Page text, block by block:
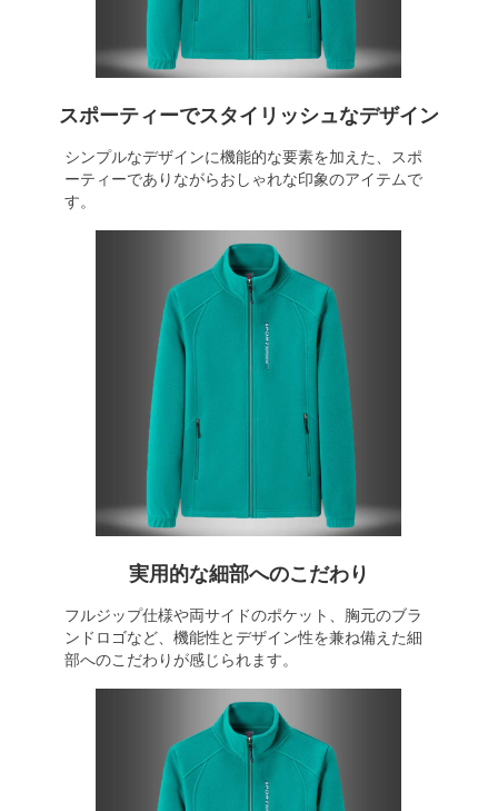
スポーティーでスタイリッシュなデザイン
シンプルなデザインに機能的な要素を加えた、スポ
ーティーでありながらおしゃれな印象のアイテムで
す。
実用的な細部へのこだわり
フルジップ仕様や両サイドのポケット、胸元のブラ
ンドロゴなど、機能性とデザイン性を兼ね備えた細
部へのこだわりが感じられます。